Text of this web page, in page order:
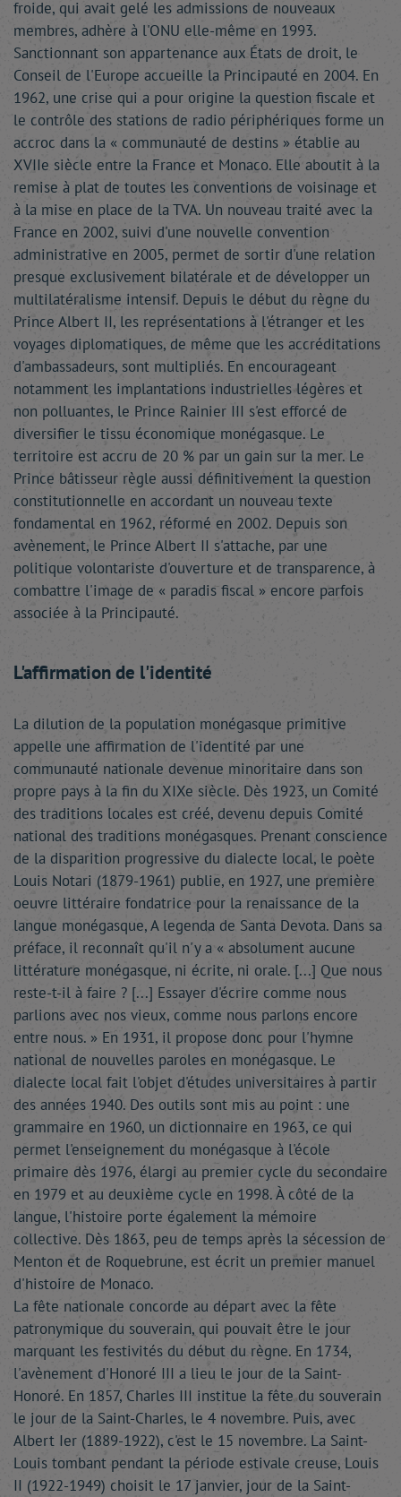
froide, qui avait gelé les admissions de nouveaux
membres, adhère à l'ONU elle-même en 1993.
Sanctionnant son appartenance aux États de droit, le
Conseil de l'Europe accueille la Principauté en 2004. En
1962, une crise qui a pour origine la question fiscale et
le contrôle des stations de radio périphériques forme un
accroc dans la « communauté de destins » établie au
XVIIe siècle entre la France et Monaco. Elle aboutit à la
remise à plat de toutes les conventions de voisinage et
à la mise en place de la TVA. Un nouveau traité avec la
France en 2002, suivi d'une nouvelle convention
administrative en 2005, permet de sortir d'une relation
presque exclusivement bilatérale et de développer un
multilatéralisme intensif. Depuis le début du règne du
Prince Albert II, les représentations à l'étranger et les
voyages diplomatiques, de même que les accréditations
d'ambassadeurs, sont multipliés. En encourageant
notamment les implantations industrielles légères et
non polluantes, le Prince Rainier III s'est efforcé de
diversifier le tissu économique monégasque. Le
territoire est accru de 20 % par un gain sur la mer. Le
Prince bâtisseur règle aussi définitivement la question
constitutionnelle en accordant un nouveau texte
fondamental en 1962, réformé en 2002. Depuis son
avènement, le Prince Albert II s'attache, par une
politique volontariste d'ouverture et de transparence, à
combattre l'image de « paradis fiscal » encore parfois
associée à la Principauté.
L'affirmation de l'identité
La dilution de la population monégasque primitive
appelle une affirmation de l'identité par une
communauté nationale devenue minoritaire dans son
propre pays à la fin du XIXe siècle. Dès 1923, un Comité
des traditions locales est créé, devenu depuis Comité
national des traditions monégasques. Prenant conscience
de la disparition progressive du dialecte local, le poète
Louis Notari (1879-1961) publie, en 1927, une première
oeuvre littéraire fondatrice pour la renaissance de la
langue monégasque, A legenda de Santa Devota. Dans sa
préface, il reconnaît qu'il n'y a « absolument aucune
littérature monégasque, ni écrite, ni orale. [...] Que nous
reste-t-il à faire ? [...] Essayer d'écrire comme nous
parlions avec nos vieux, comme nous parlons encore
entre nous. » En 1931, il propose donc pour l'hymne
national de nouvelles paroles en monégasque. Le
dialecte local fait l'objet d'études universitaires à partir
des années 1940. Des outils sont mis au point : une
grammaire en 1960, un dictionnaire en 1963, ce qui
permet l'enseignement du monégasque à l'école
primaire dès 1976, élargi au premier cycle du secondaire
en 1979 et au deuxième cycle en 1998. À côté de la
langue, l'histoire porte également la mémoire
collective. Dès 1863, peu de temps après la sécession de
Menton et de Roquebrune, est écrit un premier manuel
d'histoire de Monaco.
La fête nationale concorde au départ avec la fête
patronymique du souverain, qui pouvait être le jour
marquant les festivités du début du règne. En 1734,
l'avènement d'Honoré III a lieu le jour de la Saint-
Honoré. En 1857, Charles III institue la fête du souverain
le jour de la Saint-Charles, le 4 novembre. Puis, avec
Albert Ier (1889-1922), c'est le 15 novembre. La Saint-
Louis tombant pendant la période estivale creuse, Louis
II (1922-1949) choisit le 17 janvier, jour de la Saint-